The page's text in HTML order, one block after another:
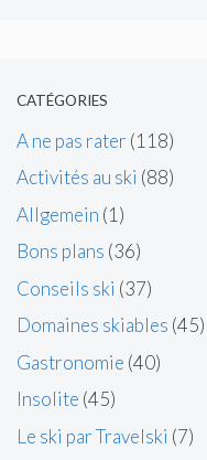
CATÉGORIES
A ne pas rater (118)
Activités au ski (88)
Allgemein (1)
Bons plans (36)
Conseils ski (37)
Domaines skiables (45)
Gastronomie (40)
Insolite (45)
Le ski par Travelski (7)